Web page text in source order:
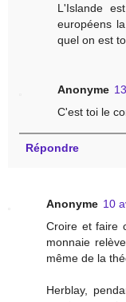
L'Islande
européens
quel on est
Anonyme
C'est toi le
Répondre
Anonyme 10
Croire et faire
monnaie
même de la
Herblay,